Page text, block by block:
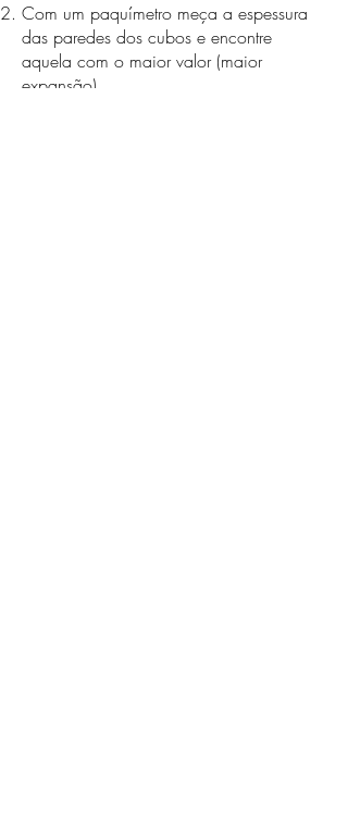
Com um paquímetro meça a espessura
das paredes dos cubos e encontre
aquela com o maior valor (maior
expansão).